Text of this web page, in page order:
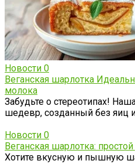
Новости 0
Веганская шарлотка
молока
Забудьте о стереотипах!
шедевр, созданный без яиц
Новости 0
Веганская шарлотка:
Хотите вкусную и пышную